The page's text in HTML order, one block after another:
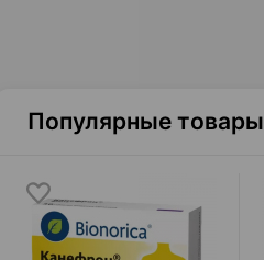
Популярные товары